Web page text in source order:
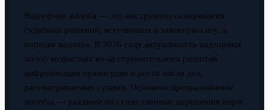
Надзорная жалоба — это инструмент оспаривания
судебных решений, вступивших в законную силу, в
порядке надзора. В 2026 году актуальность надзорных
жалоб возрастает из-за стремительного развития
цифровизации правосудия и роста числа дел,
рассматриваемых судами. Основное предназначение
жалобы — указание на существенные нарушения норм